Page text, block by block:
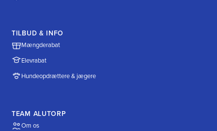
TILBUD & INFO
Mængderabat
Elevrabat
Hundeopdrættere & jægere
TEAM ALUTORP
Om os